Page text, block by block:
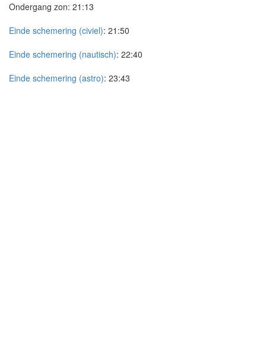
Ondergang zon: 21:13
Einde schemering (civiel): 21:50
Einde schemering (nautisch): 22:40
Einde schemering (astro): 23:43